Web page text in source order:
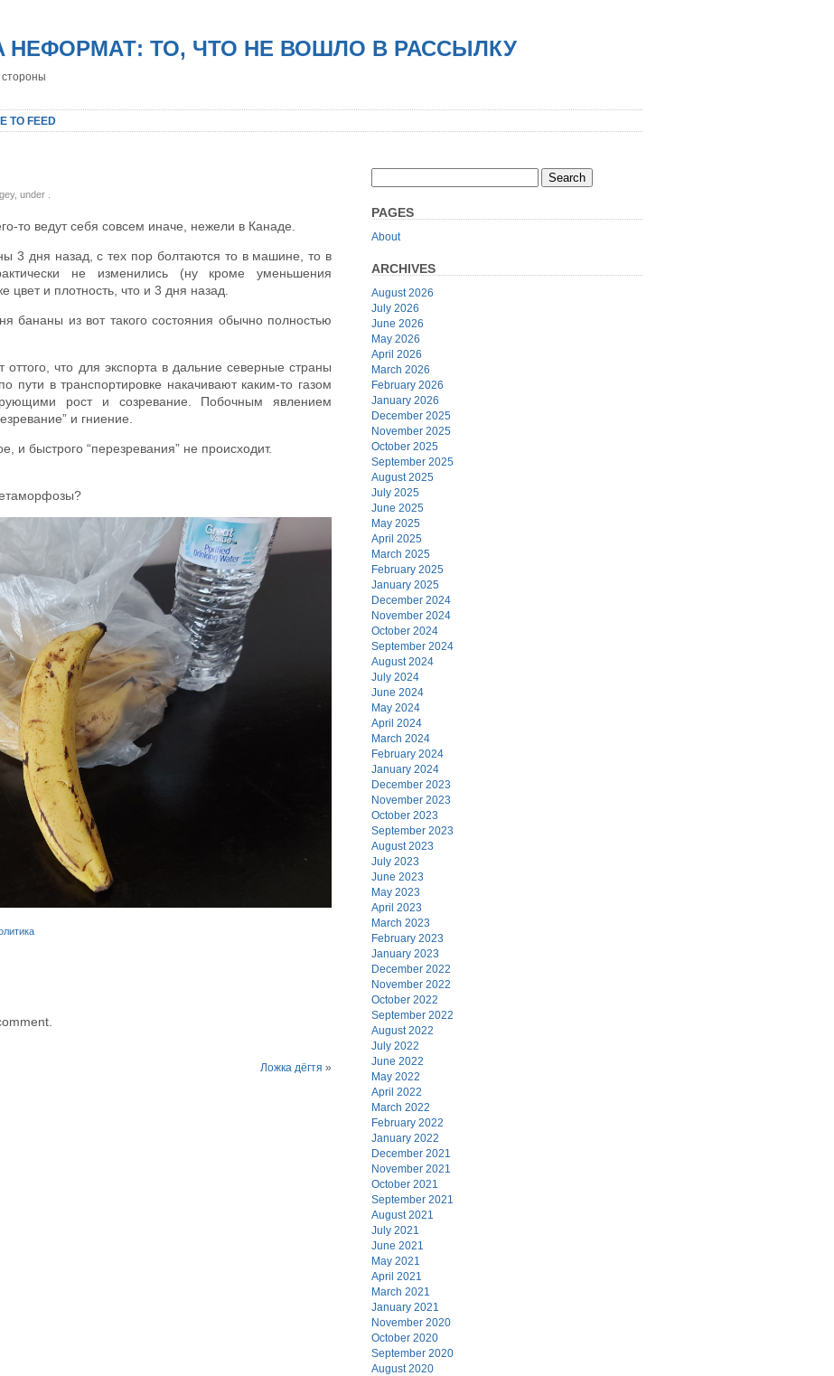
НЕФОРМАТ: ТО, ЧТО НЕ ВОШЛО В РАССЫЛКУ
стороны
TO FEED
under
то ведут себя совсем иначе, нежели в Канаде.
3 дня назад, с тех пор болтаются то в машине, то в
не изменились (ну кроме уменьшения
цвет и плотность, что и 3 дня назад.
бананы из вот такого состояния обычно полностью
что для экспорта в дальние северные страны
в транспортировке накачивают каким-то газом
рост и созревание. Побочным явлением
и гниение.
и быстрого “перезревания” не происходит.
Ложка дёгтя »
PAGES
About
ARCHIVES
August 2026
July 2026
June 2026
May 2026
April 2026
March 2026
February 2026
January 2026
December 2025
November 2025
October 2025
September 2025
August 2025
July 2025
June 2025
May 2025
April 2025
March 2025
February 2025
January 2025
December 2024
November 2024
October 2024
September 2024
August 2024
July 2024
June 2024
May 2024
April 2024
March 2024
February 2024
January 2024
December 2023
November 2023
October 2023
September 2023
August 2023
July 2023
June 2023
May 2023
April 2023
March 2023
February 2023
January 2023
December 2022
November 2022
October 2022
September 2022
August 2022
July 2022
June 2022
May 2022
April 2022
March 2022
February 2022
January 2022
December 2021
November 2021
October 2021
September 2021
August 2021
July 2021
June 2021
May 2021
April 2021
March 2021
January 2021
November 2020
October 2020
September 2020
August 2020